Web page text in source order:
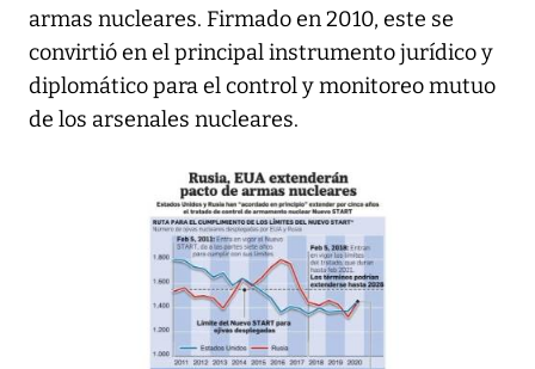
armas nucleares. Firmado en 2010, este se
convirtió en el principal instrumento jurídico y
diplomático para el control y monitoreo mutuo
de los arsenales nucleares.